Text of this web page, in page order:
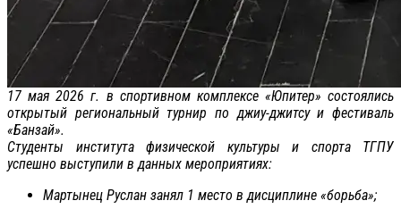
17 мая 2026 г. в спортивном комплексе «Юпитер» состоялись
открытый региональный турнир по джиу-джитсу и фестиваль
«Банзай».
Студенты института физической культуры и спорта ТГПУ
успешно выступили в данных мероприятиях:
Мартынец Руслан занял 1 место в дисциплине «борьба»;